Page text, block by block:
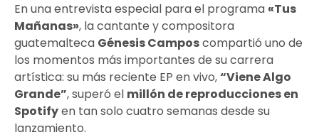
En una entrevista especial para el programa «Tus
Mañanas», la cantante y compositora
guatemalteca Génesis Camposcompartió uno de
los momentos más importantes de su carrera
artística: su más reciente EP en vivo,“Viene Algo
Grande”, superó el millón de reproducciones en
Spotifyen tan solo cuatro semanas desde su
lanzamiento.